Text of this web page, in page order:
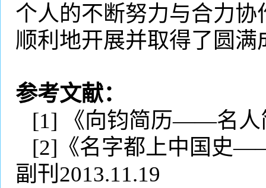
个人的不断努力与合力
顺利地开展并取得了圆满
参考文献：
[1]
《向钧简历——名人
[2] 《名字都上中国史
副刊 2013.11.19